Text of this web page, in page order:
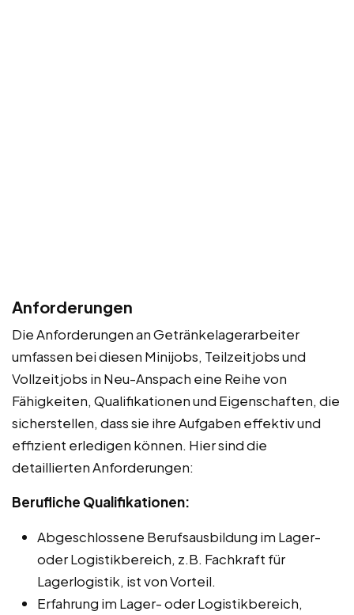
Anforderungen
Die Anforderungen an Getränkelagerarbeiter
umfassen bei diesen Minijobs, Teilzeitjobs und
Vollzeitjobs in Neu-Anspach eine Reihe von
Fähigkeiten, Qualifikationen und Eigenschaften, die
sicherstellen, dass sie ihre Aufgaben effektiv und
effizient erledigen können. Hier sind die
detaillierten Anforderungen:
Berufliche Qualifikationen:
Abgeschlossene Berufsausbildung im Lager-
oder Logistikbereich, z.B. Fachkraft für
Lagerlogistik, ist von Vorteil.
Erfahrung im Lager- oder Logistikbereich,